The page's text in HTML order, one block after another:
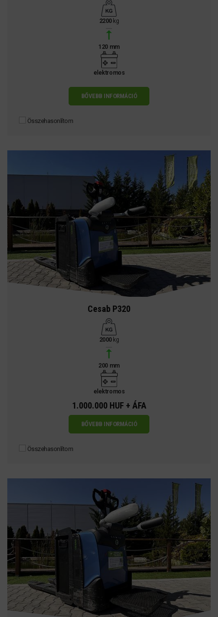
2200kg
120 mm
elektromos
BŐVEBB INFORMÁCIÓ
Összehasonlítom
Cesab P320
2000kg
200 mm
elektromos
1.000.000 HUF + ÁFA
BŐVEBB INFORMÁCIÓ
Összehasonlítom